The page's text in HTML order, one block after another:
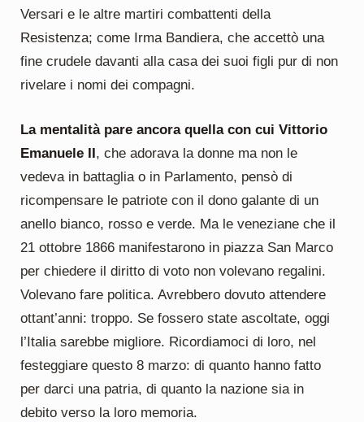
Versari e le altre martiri combattenti della
Resistenza; come Irma Bandiera, che accettò una
fine crudele davanti alla casa dei suoi figli pur di non
rivelare i nomi dei compagni.
La mentalità pare ancora quella con cui Vittorio
Emanuele II, che adorava la donne ma non le
vedeva in battaglia o in Parlamento, pensò di
ricompensare le patriote con il dono galante di un
anello bianco, rosso e verde. Ma le veneziane che il
21 ottobre 1866 manifestarono in piazza San Marco
per chiedere il diritto di voto non volevano regalini.
Volevano fare politica. Avrebbero dovuto attendere
ottant’anni: troppo. Se fossero state ascoltate, oggi
l’Italia sarebbe migliore. Ricordiamoci di loro, nel
festeggiare questo 8 marzo: di quanto hanno fatto
per darci una patria, di quanto la nazione sia in
debito verso la loro memoria.